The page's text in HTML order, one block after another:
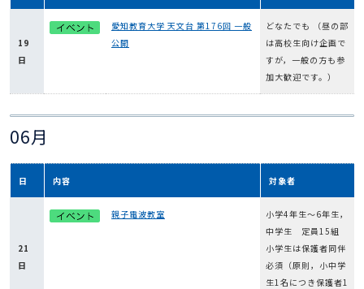
19
日
愛知教育大学 天文台 第176回 一般
公開
どなたでも （昼の部
は高校生向け企画で
すが，一般の方も参
加大歓迎です。）
06月
日 内容 対象者
21
日
親子電波教室
小学4年生～6年生，
中学生 定員15組
小学生は保護者同伴
必須（原則，小中学
生1名につき保護者1